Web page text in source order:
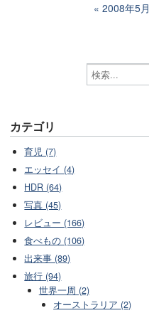
2008年5月
カテゴリ
育児 (7)
エッセイ (4)
HDR (64)
写真 (45)
レビュー (166)
食べもの (106)
出来事 (89)
旅行 (94)
世界一周 (2)
オーストラリア (2)